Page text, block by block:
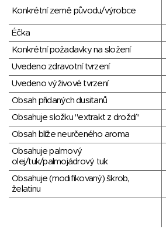
Konkrétní země původu/výrobce
Éčka
Konkrétní požadavky na složení
Uvedeno zdravotní tvrzení
Uvedeno výživové tvrzení
Obsah přidaných dusitanů
Obsahuje složku "extrakt z droždí"
Obsah blíže neurčeného aroma
Obsahuje palmový
olej/tuk/palmojádrový tuk
Obsahuje (modifikovaný) škrob,
želatinu